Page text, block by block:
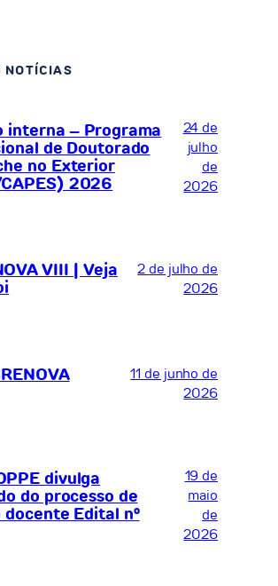
NOTÍCIAS
interna – Programa
de Doutorado
no Exterior
2026
24 de
julho
de
2026
VIII | Veja
2 de julho de
2026
11 de junho de
2026
divulga
do processo de
docente Edital nº
19 de
maio
de
2026